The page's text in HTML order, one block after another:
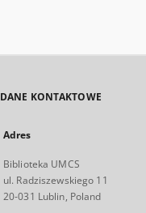
DANE KONTAKTOWE
Adres
Biblioteka UMCS
ul. Radziszewskiego 11
20-031 Lublin, Poland